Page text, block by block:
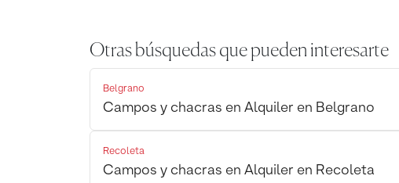
Otras búsquedas que pueden interesarte
Belgrano
Campos y chacras en Alquiler en Belgrano
Recoleta
Campos y chacras en Alquiler en Recoleta